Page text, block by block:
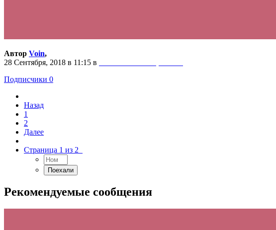
Автор Voin,
28 Сентября, 2018 в 11:15 в
Подписчики 0
Назад
1
2
Далее
Страница 1 из 2
Рекомендуемые сообщения